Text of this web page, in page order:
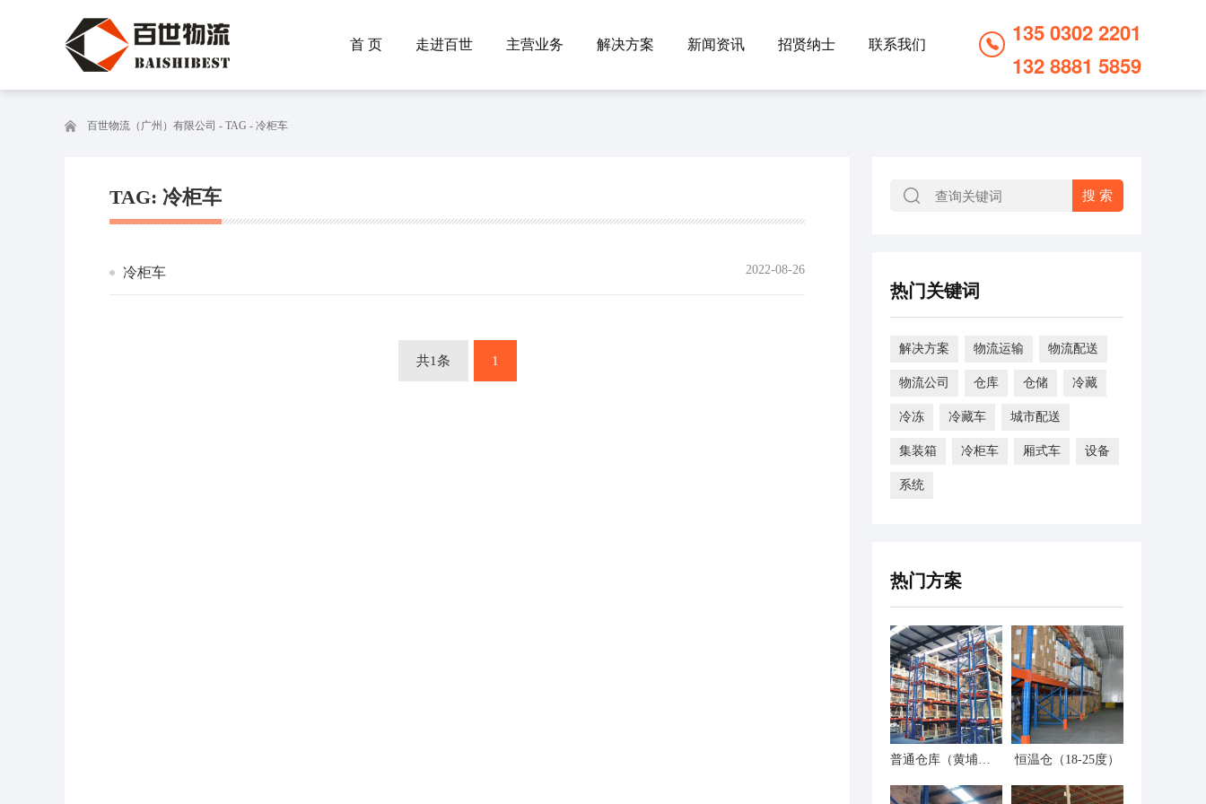
首 页 走进百世 主营业务 解决方案 新闻资讯 招贤纳士 联系我们
135 0302 2201
132 8881 5859
百世物流（广州）有限公司 - TAG - 冷柜车
TAG: 冷柜车
2022-08-26
冷柜车
共1条 1
热门关键词
解决方案 物流运输 物流配送
物流公司 仓库 仓储 冷藏
冷冻 冷藏车 城市配送
集装箱 冷柜车 厢式车 设备
系统
热门方案
恒温仓（18-25度）